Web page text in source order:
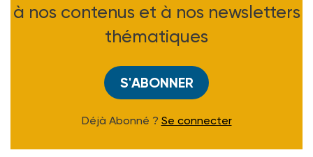
à nos contenus et à nos newsletters
thématiques
S'ABONNER
Déjà Abonné ? Se connecter